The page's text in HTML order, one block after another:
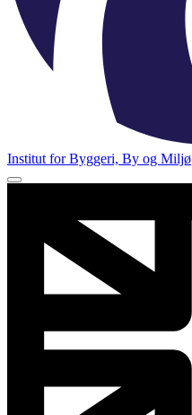
Institut for Byggeri, By og Miljø